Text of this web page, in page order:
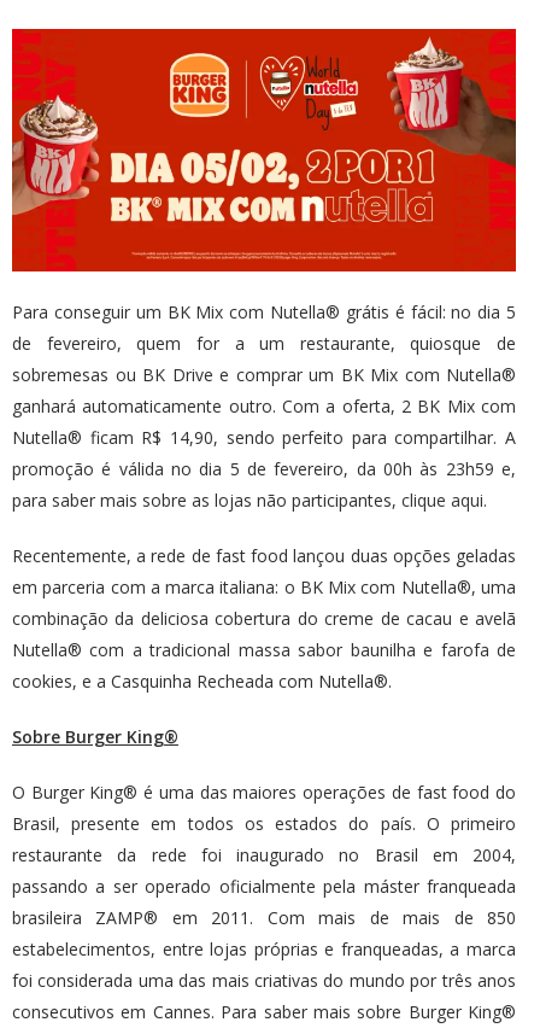
Para conseguir um BK Mix com Nutella® grátis é fácil: no dia 5
de fevereiro, quem for a um restaurante, quiosque de
sobremesas ou BK Drive e comprar um BK Mix com Nutella®
ganhará automaticamente outro. Com a oferta, 2 BK Mix com
Nutella® ficam R$ 14,90, sendo perfeito para compartilhar. A
promoção é válida no dia 5 de fevereiro, da 00h às 23h59 e,
para saber mais sobre as lojas não participantes, clique aqui.
Recentemente, a rede de fast food lançou duas opções geladas
em parceria com a marca italiana: o BK Mix com Nutella®, uma
combinação da deliciosa cobertura do creme de cacau e avelã
Nutella® com a tradicional massa sabor baunilha e farofa de
cookies, e a Casquinha Recheada com Nutella®.
Sobre Burger King®
O Burger King® é uma das maiores operações de fast food do
Brasil, presente em todos os estados do país. O primeiro
restaurante da rede foi inaugurado no Brasil em 2004,
passando a ser operado oficialmente pela máster franqueada
brasileira ZAMP® em 2011. Com mais de mais de 850
estabelecimentos, entre lojas próprias e franqueadas, a marca
foi considerada uma das mais criativas do mundo por três anos
consecutivos em Cannes. Para saber mais sobre Burger King®